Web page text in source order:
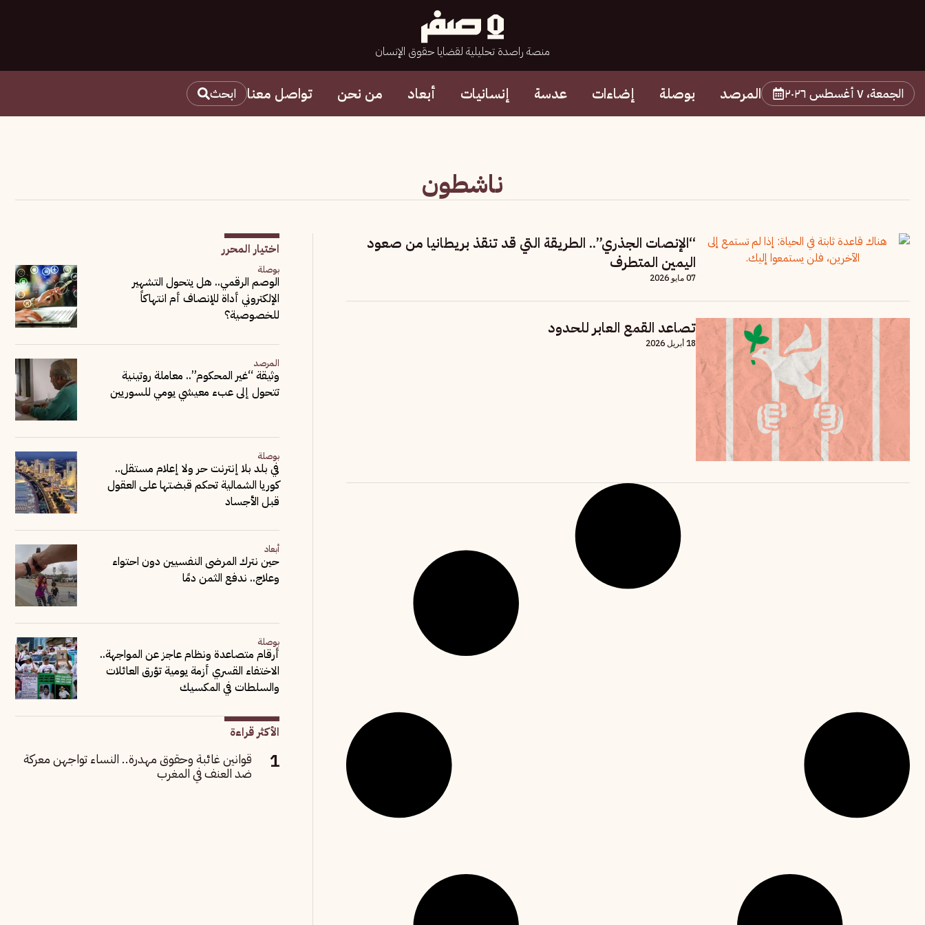
منصة راصدة تحليلية لقضايا حقوق الإنسان
الجمعة، ٧ أغسطس ٢٠٢٦ المرصد بوصلة إضاءات عدسة إنسانيات أبعاد من نحن تواصل معنا ابحث
ناشطون
“الإنصات الجذري”.. الطريقة التي قد تنقذ بريطانيا من صعود
اليمين المتطرف
07 مايو 2026
تصاعد القمع العابر للحدود
18 أبريل 2026
اختيار المحرر
بوصلة
الوصم الرقمي.. هل يتحول التشهير
الإلكتروني أداة للإنصاف أم انتهاكاً
للخصوصية؟
المرصد
وثيقة “غير المحكوم”.. معاملة روتينية
تتحول إلى عبء معيشي يومي للسوريين
بوصلة
في بلد بلا إنترنت حر ولا إعلام مستقل..
كوريا الشمالية تحكم قبضتها على العقول
قبل الأجساد
أبعاد
حين نترك المرضى النفسيين دون احتواء
وعلاج.. ندفع الثمن دمًا
بوصلة
أرقام متصاعدة ونظام عاجز عن المواجهة..
الاختفاء القسري أزمة يومية تؤرق العائلات
والسلطات في المكسيك
الأكثر قراءة
قوانين غائبة وحقوق مهدرة.. النساء تواجهن معركة
ضد العنف في المغرب